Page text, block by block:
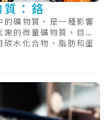
：鉻
礦物質，是一種影響
的微量礦物質，目前
水化合物、脂肪和蛋